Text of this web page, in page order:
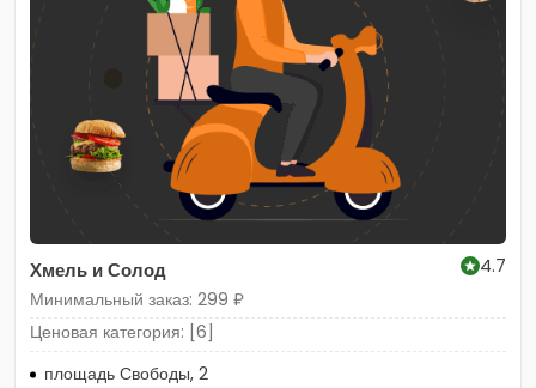
Хмель и Солод
4.7
Минимальный заказ: 299 ₽
Ценовая категория: [6]
площадь Свободы, 2